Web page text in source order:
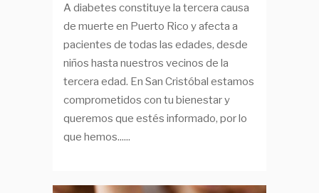
A diabetes constituye la tercera causa
de muerte en Puerto Rico y afecta a
pacientes de todas las edades, desde
niños hasta nuestros vecinos de la
tercera edad. En San Cristóbal estamos
comprometidos con tu bienestar y
queremos que estés informado, por lo
que hemos......